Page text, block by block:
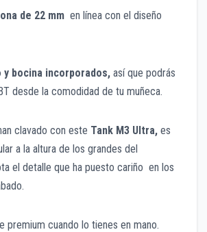
de 22 mm en línea con el diseño
bocina incorporados, así que podrás
desde la comodidad de tu muñeca.
clavado con este Tank M3 Ultra, es
a la altura de los grandes del
el detalle que ha puesto cariño en los
premium cuando lo tienes en mano.